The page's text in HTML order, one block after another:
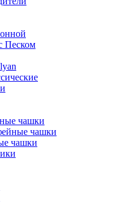
Песком
чашки
чашки
чашки